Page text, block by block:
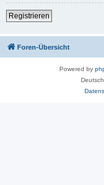
Registrieren
Foren-Übersicht
Powered by